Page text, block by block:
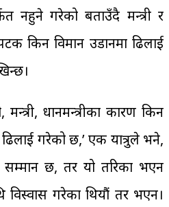
नहुने गरेको बताउँदै मन्त्री र
किन विमान उडानमा ढिलाई
प्रधानमन्त्रीका कारण किन
गरेको छ,’ एक यात्रुले भने,
सम्मान छ, तर यो तरिका भएन
विस्वास गरेका थियौं तर भएन।